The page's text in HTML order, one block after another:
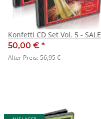
Konfetti CD Set Vol. 5 - SALE
50,00 € *
Alter Preis:56,95 €